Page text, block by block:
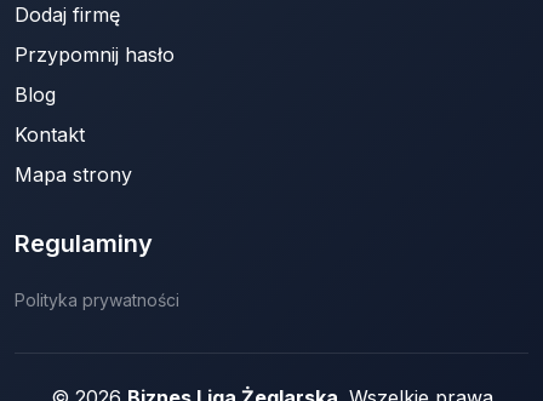
Dodaj firmę
Przypomnij hasło
Blog
Kontakt
Mapa strony
Regulaminy
Polityka prywatności